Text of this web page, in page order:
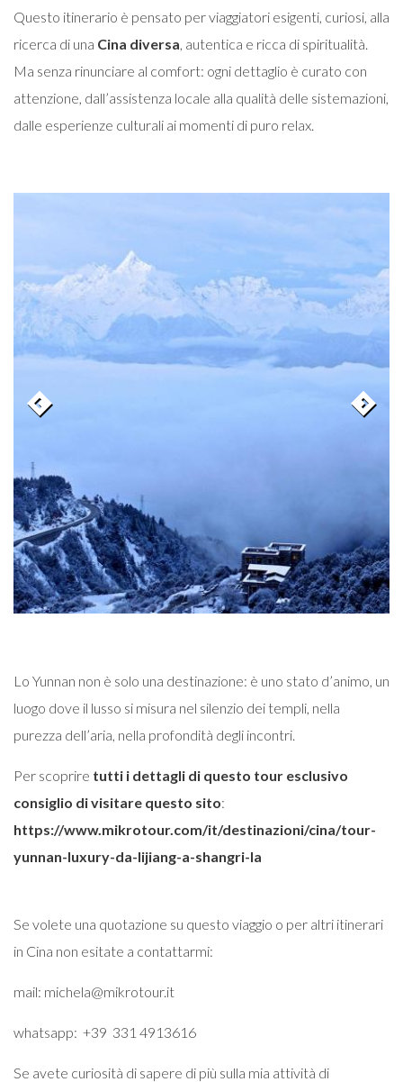
Questo itinerario è pensato per viaggiatori esigenti, curiosi, alla
ricerca di una Cina diversa, autentica e ricca di spiritualità.
Ma senza rinunciare al comfort: ogni dettaglio è curato con
attenzione, dall’assistenza locale alla qualità delle sistemazioni,
dalle esperienze culturali ai momenti di puro relax.
Lo Yunnan non è solo una destinazione: è uno stato d’animo, un
luogo dove il lusso si misura nel silenzio dei templi, nella
purezza dell’aria, nella profondità degli incontri.
Per scoprire tutti i dettagli di questo tour esclusivo
consiglio di visitare questo sito:
https://www.mikrotour.com/it/destinazioni/cina/tour-
yunnan-luxury-da-lijiang-a-shangri-la
Se volete una quotazione su questo viaggio o per altri itinerari
in Cina non esitate a contattarmi:
mail: michela@mikrotour.it
whatsapp: +39 331 4913616
Se avete curiosità di sapere di più sulla mia attività di